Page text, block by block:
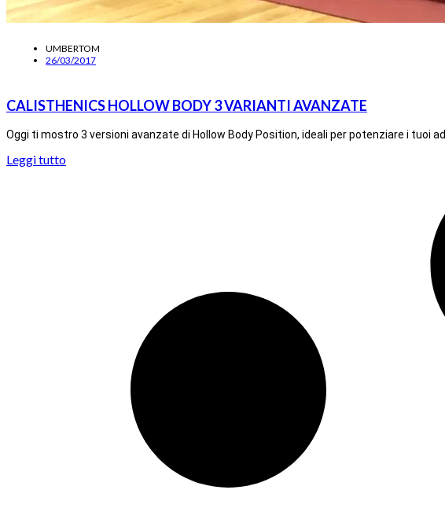
UMBERTOM
26/03/2017
CALISTHENICS HOLLOW BODY 3 VARIANTI AVANZATE
Oggi ti mostro 3 versioni avanzate di Hollow Body Position, ideali per potenziare i tuoi
Leggi tutto